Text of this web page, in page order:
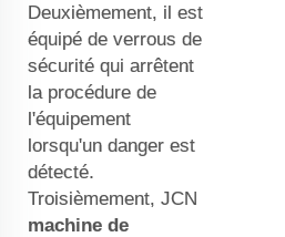
Deuxièmement, il est
équipé de verrous de
sécurité qui arrêtent
la procédure de
l'équipement
lorsqu'un danger est
détecté.
Troisièmement, JCN
machine de